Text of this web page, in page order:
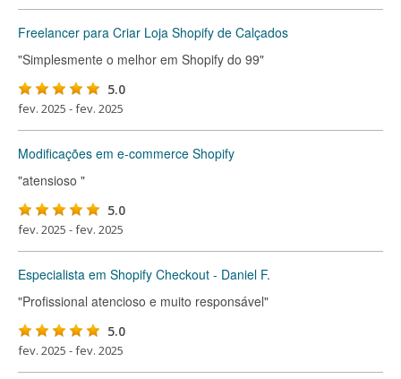
Freelancer para Criar Loja Shopify de Calçados
"Simplesmente o melhor em Shopify do 99"
5.0
fev. 2025 - fev. 2025
Modificações em e-commerce Shopify
"atensioso "
5.0
fev. 2025 - fev. 2025
Especialista em Shopify Checkout - Daniel F.
"Profissional atencioso e muito responsável"
5.0
fev. 2025 - fev. 2025